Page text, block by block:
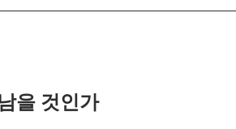
을 것인가